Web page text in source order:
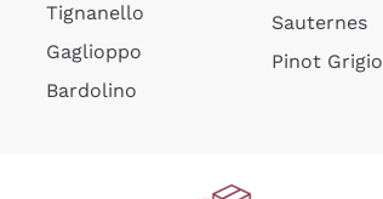
Tignanello
Gaglioppo
Bardolino
Sauternes
Pinot Grigio